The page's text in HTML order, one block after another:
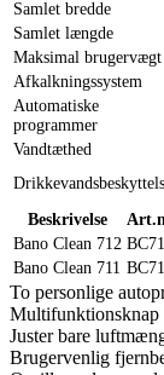
Samlet bredde
Samlet længde
Maksimal brugervægt
Afkalkningssystem
Automatiske
programmer
Vandtæthed
Beskrivelse
Bano Clean 712
Bano Clean 711
To personlige
Multifunktionsknap
Juster bare
Brugervenlig